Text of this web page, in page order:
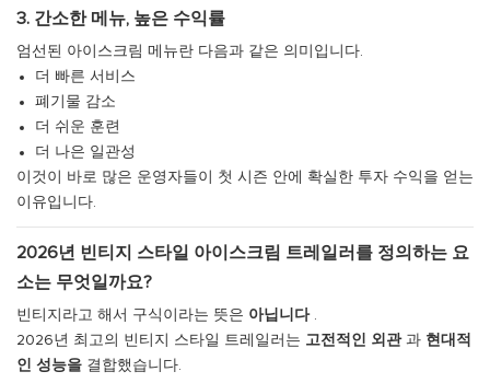
3. 간소한 메뉴, 높은 수익률
엄선된 아이스크림 메뉴란 다음과 같은 의미입니다.
더 빠른 서비스
폐기물 감소
더 쉬운 훈련
더 나은 일관성
이것이 바로 많은 운영자들이 첫 시즌 안에 확실한 투자 수익을 얻는
이유입니다.
2026년 빈티지 스타일 아이스크림 트레일러를 정의하는 요
소는 무엇일까요?
빈티지라고 해서 구식이라는 뜻은 아닙니다.
2026년 최고의 빈티지 스타일 트레일러는 고전적인 외관과 현대적
인 성능을 결합했습니다.